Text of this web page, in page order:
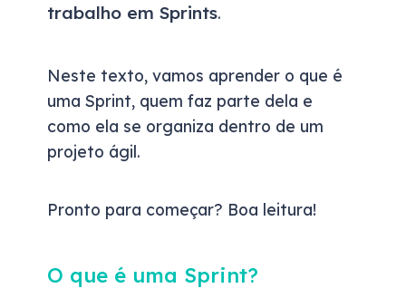
trabalho em Sprints.
Neste texto, vamos aprender o que é
uma Sprint, quem faz parte dela e
como ela se organiza dentro de um
projeto ágil.
Pronto para começar? Boa leitura!
O que é uma Sprint?